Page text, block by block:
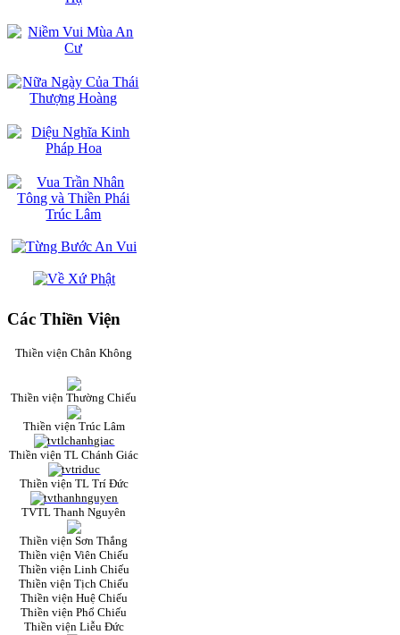
Các Thiền Viện
Thiền viện Chân Không
Thiền viện Thường Chiếu
Thiền viện Trúc Lâm
Thiền viện TL Chánh Giác
Thiền viện TL Trí Đức
TVTL Thanh Nguyên
Thiền viện Sơn Thắng
Thiền viện Viên Chiếu
Thiền viện Linh Chiếu
Thiền viện Tịch Chiếu
Thiền viện Huệ Chiếu
Thiền viện Phổ Chiếu
Thiền viện Liễu Đức